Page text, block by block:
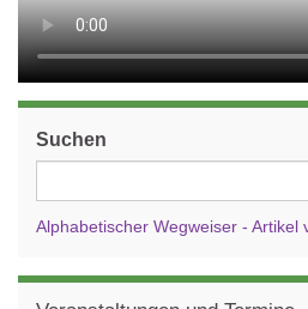
Suchen
Alphabetischer Wegweiser - Artikel